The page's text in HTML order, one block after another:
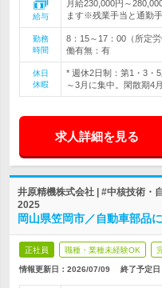
給与
月給230,000円～
ます※残業手当と通勤
勤務
時間
8：15～17：00（所定
働有無：有
休日
休暇
* 週休2日制：第1・3
～3月に集中。閑散期4
求人詳細を見る
井原精機株式会社 | #中核技術・
2025
岡山県笠岡市／自動車部品
正社員 職種・業種未経験OK
情報更新日：2026/07/09 終了予定日